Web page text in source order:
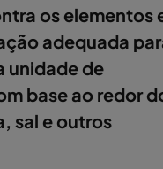
os elementos
adequada
unidade de
base ao redor
sal e outros